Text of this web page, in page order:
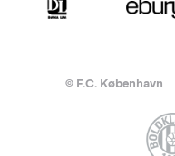
© F.C. København